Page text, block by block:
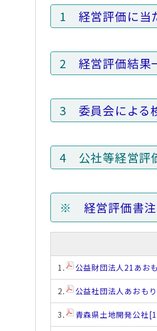
1 経営評価に当
2 経営評価結果
3 委員会による
4 公社等経営評
※ 経営評価書
1. 公益財団法人21あお
2. 公益社団法人あおも
3. 青森県土地開発公社